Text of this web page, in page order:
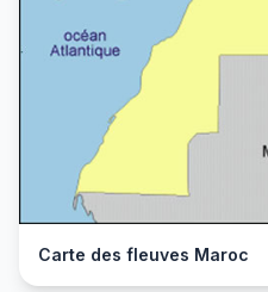
Carte des fleuves Maroc